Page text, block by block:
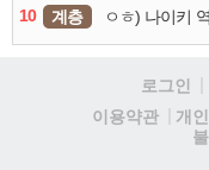
10
계층 ㅇㅎ) 나이키
로그인
이용약관
개